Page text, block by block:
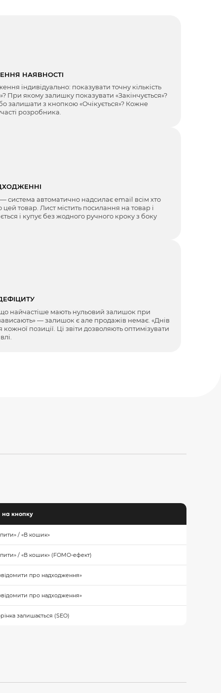
НАЯВНОСТІ
індивідуально: показувати точну кількість
При якому залишку показувати «Закінчується»?
залишати з кнопкою «Очікується»? Кожне
розробника.
система автоматично надсилає email всім хто
товар. Лист містить посилання на товар і
і купує без жодного ручного кроку з боку
що найчастіше мають нульовий залишок при
— залишок є але продажів немає. «Днів
позиції. Ці звіти дозволяють оптимізувати
на кнопку
/ «В кошик»
/ «В кошик» (FOMO-ефект)
про надходження»
про надходження»
залишається (SEO)